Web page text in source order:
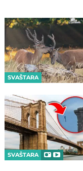
SVAŠTARA
SVAŠTARA